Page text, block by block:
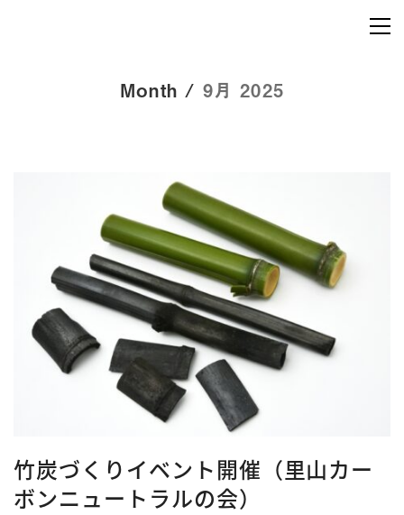
Month / 9月 2025
竹炭づくりイベント開催（里山カー
ボンニュートラルの会）